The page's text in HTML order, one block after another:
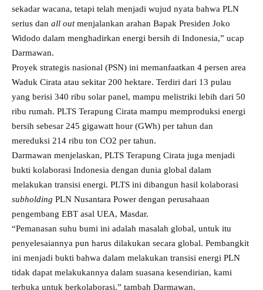
sekadar wacana, tetapi telah menjadi wujud nyata bahwa PLN
serius dan all outmenjalankan arahan Bapak Presiden Joko
Widodo dalam menghadirkan energi bersih di Indonesia,” ucap
Darmawan.
Proyek strategis nasional (PSN) ini memanfaatkan 4 persen area
Waduk Cirata atau sekitar 200 hektare. Terdiri dari 13 pulau
yang berisi 340 ribu solar panel, mampu melistriki lebih dari 50
ribu rumah. PLTS Terapung Cirata mampu memproduksi energi
bersih sebesar 245 gigawatt hour (GWh) per tahun dan
mereduksi 214 ribu ton CO2 per tahun.
Darmawan menjelaskan, PLTS Terapung Cirata juga menjadi
bukti kolaborasi Indonesia dengan dunia global dalam
melakukan transisi energi. PLTS ini dibangun hasil kolaborasi
subholding PLN Nusantara Power dengan perusahaan
pengembang EBT asal UEA, Masdar.
“Pemanasan suhu bumi ini adalah masalah global, untuk itu
penyelesaiannya pun harus dilakukan secara global. Pembangkit
ini menjadi bukti bahwa dalam melakukan transisi energi PLN
tidak dapat melakukannya dalam suasana kesendirian, kami
terbuka untuk berkolaborasi,” tambah Darmawan.